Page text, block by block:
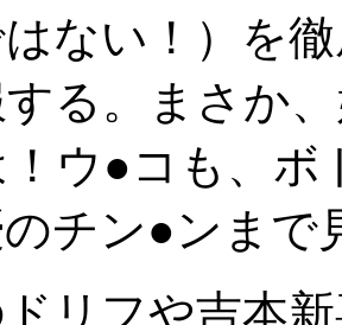
はない！）を
る。まさか
ウ●コも、
チン●ンまで
リフや吉本